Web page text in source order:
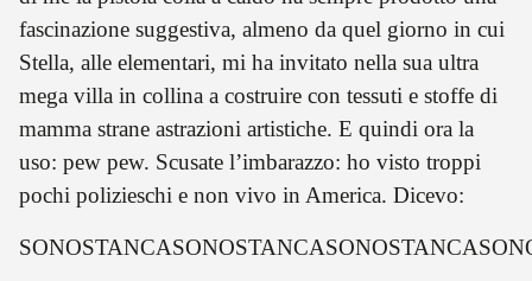
fascinazione suggestiva, almeno da quel giorno in cui
Stella, alle elementari, mi ha invitato nella sua ultra
mega villa in collina a costruire con tessuti e stoffe di
mamma strane astrazioni artistiche. E quindi ora la
uso: pew pew. Scusate l’imbarazzo: ho visto troppi
pochi polizieschi e non vivo in America. Dicevo: